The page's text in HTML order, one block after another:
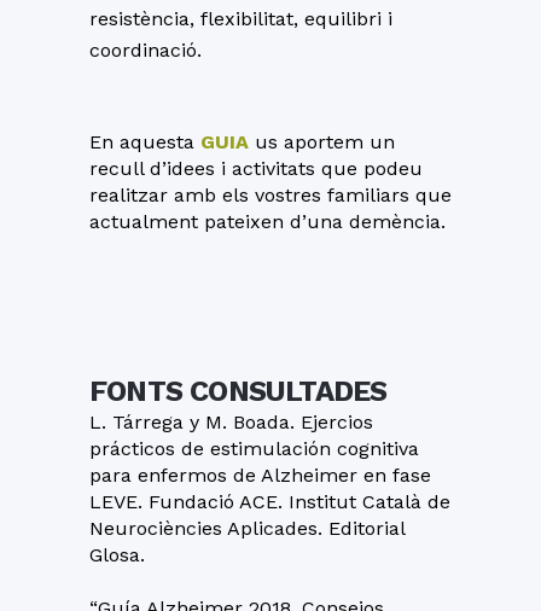
resistència, flexibilitat, equilibri i
coordinació.
En aquesta GUIA us aportem un
recull d’idees i activitats que podeu
realitzar amb els vostres familiars que
actualment pateixen d’una demència.
FONTS CONSULTADES
L. Tárrega y M. Boada. Ejercios
prácticos de estimulación cognitiva
para enfermos de Alzheimer en fase
LEVE. Fundació ACE. Institut Català de
Neurociències Aplicades. Editorial
Glosa.